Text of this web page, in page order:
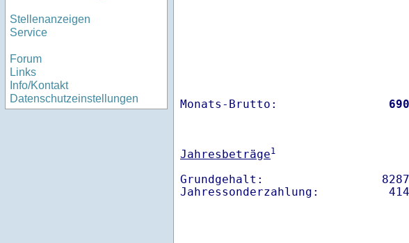
Stellenanzeigen
Service
Forum
Links
Info/Kontakt
Datenschutzeinstellungen
Monats-Brutto:
Jahresbeträge1
Grundgehalt: